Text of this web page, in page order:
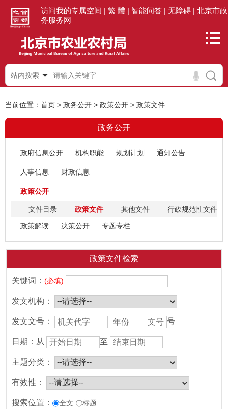
访问我的专属空间 | 繁 體 | 智能问答 | 无障碍 | 北京市政
务服务网
站内搜索
当前位置： 首页 > 政务公开 > 政策公开 > 政策文件
政务公开
政府信息公开 机构职能 规划计划 通知公告
人事信息 财政信息
政策公开
文件目录 政策文件 其他文件 行政规范性文件
政策解读 决策公开 专题专栏
政策文件检索
关键词：(必填)
发文机构：
发文文号： 号
日期： 从 至
主题分类：
有效性：
搜索位置： 全文 标题